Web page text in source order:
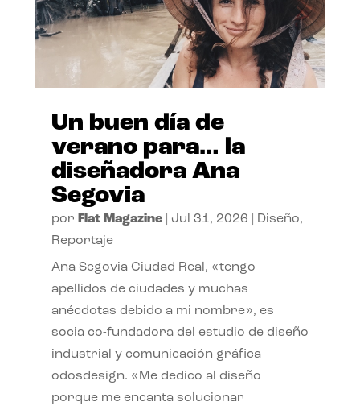
Un buen día de
verano para… la
diseñadora Ana
Segovia
por Flat Magazine| Jul 31, 2026 Diseño,
Reportaje
Ana Segovia Ciudad Real, «tengo
apellidos de ciudades y muchas
anécdotas debido a mi nombre», es
socia co-fundadora del estudio de diseño
industrial y comunicación gráfica
odosdesign. «Me dedico al diseño
porque me encanta solucionar